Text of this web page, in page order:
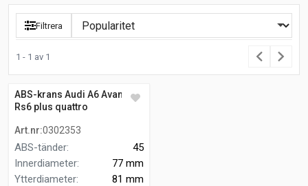
Filtrera
1 - 1 av 1
ABS-krans Audi A6 Avant
Rs6 plus quattro
Art.nr:0302353
ABS-tänder:
45
Innerdiameter:
77 mm
Ytterdiameter:
81 mm